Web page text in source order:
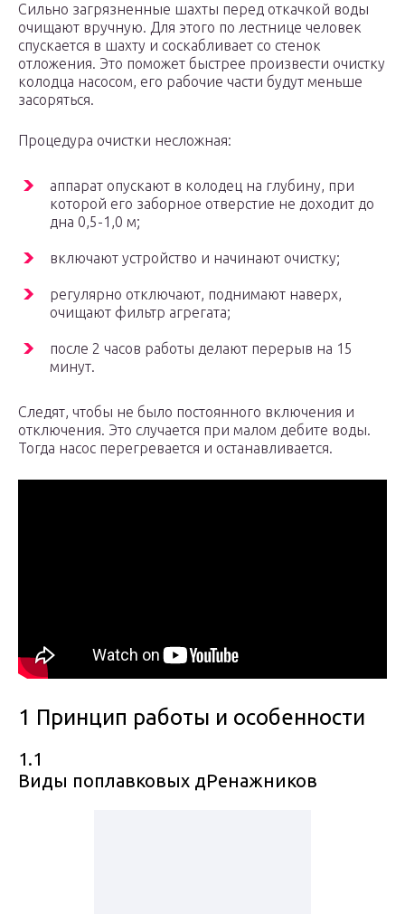
Сильно загрязненные шахты перед откачкой воды
очищают вручную. Для этого по лестнице человек
спускается в шахту и соскабливает со стенок
отложения. Это поможет быстрее произвести очистку
колодца насосом, его рабочие части будут меньше
засоряться.
Процедура очистки несложная:
аппарат опускают в колодец на глубину, при
которой его заборное отверстие не доходит до
дна 0,5-1,0 м;
включают устройство и начинают очистку;
регулярно отключают, поднимают наверх,
очищают фильтр агрегата;
после 2 часов работы делают перерыв на 15
минут.
Следят, чтобы не было постоянного включения и
отключения. Это случается при малом дебите воды.
Тогда насос перегревается и останавливается.
1 Принцип работы и особенности
1.1
Виды поплавковых дРенажников